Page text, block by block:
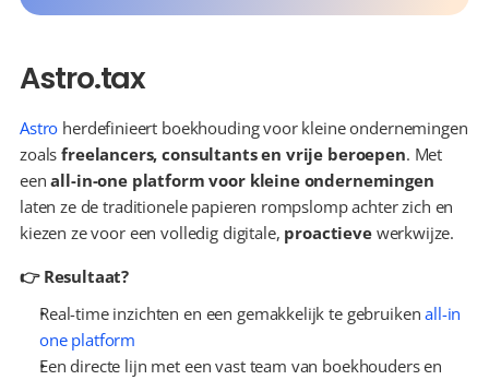
Astro.tax
Astro herdefinieert boekhouding voor kleine ondernemingen
zoals freelancers, consultants en vrije beroepen. Met
een all-in-one platform voor kleine ondernemingen
laten ze de traditionele papieren rompslomp achter zich en
kiezen ze voor een volledig digitale, proactieve werkwijze.
👉 Resultaat?
Real-time inzichten en een gemakkelijk te gebruiken all-in
one platform
Een directe lijn met een vast team van boekhouders en